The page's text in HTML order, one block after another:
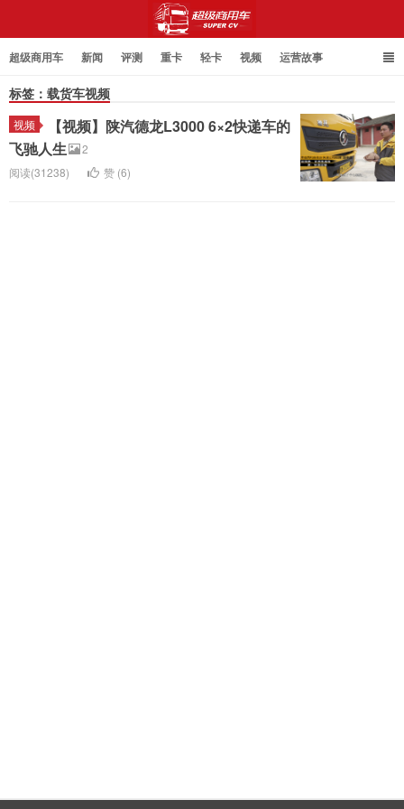
超级商用车 新闻 评测 重卡 轻卡 视频 运营故事
标签：载货车视频
视频
【视频】陕汽德龙L3000 6×2快递车的
飞驰人生
2
阅读(31238)
赞 (6)